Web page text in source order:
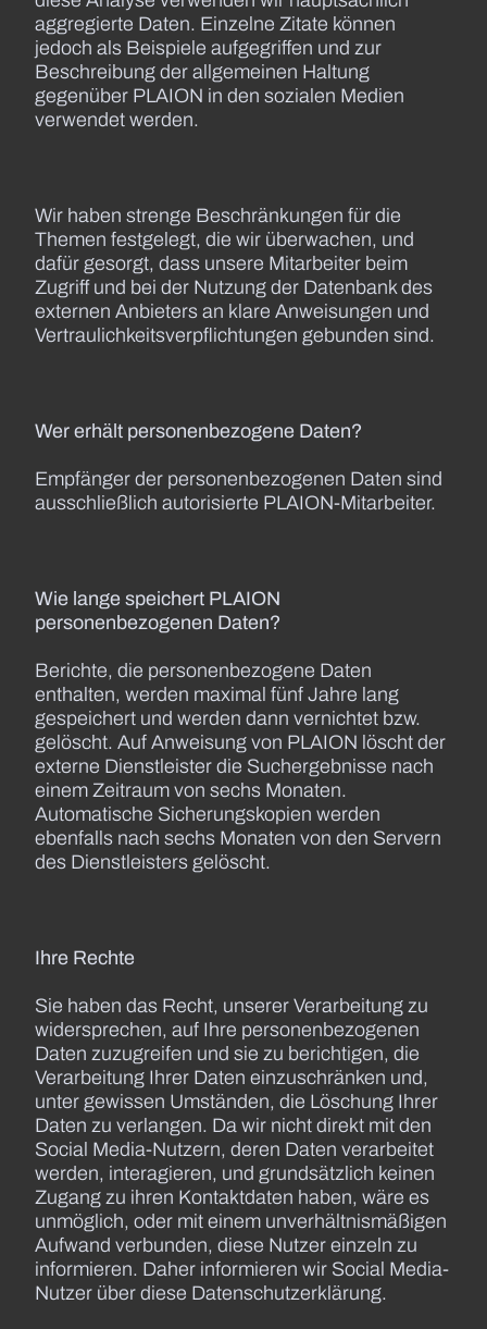
aggregierte Daten. Einzelne Zitate können
jedoch als Beispiele aufgegriffen und zur
Beschreibung der allgemeinen Haltung
gegenüber PLAION in den sozialen Medien
verwendet werden.
Wir haben strenge Beschränkungen für die
Themen festgelegt, die wir überwachen, und
dafür gesorgt, dass unsere Mitarbeiter beim
Zugriff und bei der Nutzung der Datenbank des
externen Anbieters an klare Anweisungen und
Vertraulichkeitsverpflichtungen gebunden sind.
Wer erhält personenbezogene Daten?
Empfänger der personenbezogenen Daten sind
ausschließlich autorisierte PLAION-Mitarbeiter.
Wie lange speichert PLAION
personenbezogenen Daten?
Berichte, die personenbezogene Daten
enthalten, werden maximal fünf Jahre lang
gespeichert und werden dann vernichtet bzw.
gelöscht. Auf Anweisung von PLAION löscht der
externe Dienstleister die Suchergebnisse nach
einem Zeitraum von sechs Monaten.
Automatische Sicherungskopien werden
ebenfalls nach sechs Monaten von den Servern
des Dienstleisters gelöscht.
Ihre Rechte
Sie haben das Recht, unserer Verarbeitung zu
widersprechen, auf Ihre personenbezogenen
Daten zuzugreifen und sie zu berichtigen, die
Verarbeitung Ihrer Daten einzuschränken und,
unter gewissen Umständen, die Löschung Ihrer
Daten zu verlangen. Da wir nicht direkt mit den
Social Media-Nutzern, deren Daten verarbeitet
werden, interagieren, und grundsätzlich keinen
Zugang zu ihren Kontaktdaten haben, wäre es
unmöglich, oder mit einem unverhältnismäßigen
Aufwand verbunden, diese Nutzer einzeln zu
informieren. Daher informieren wir Social Media-
Nutzer über diese Datenschutzerklärung.